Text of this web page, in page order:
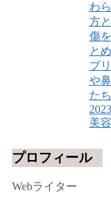
わ
方
傷
と
プ
や
た
美
プロフィール
Webライター